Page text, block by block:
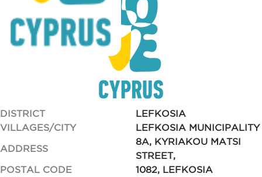
DISTRICT
LEFKOSIA
VILLAGES/CITY
LEFKOSIA MUNICIPALITY
ADDRESS
8A, KYRIAKOU MATSI
STREET,
POSTAL CODE
1082, LEFKOSIA